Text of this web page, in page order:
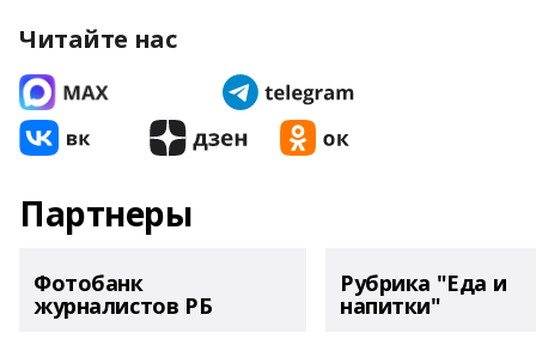
Читайте нас
Партнеры
Фотобанк
журналистов РБ
Рубрика "Еда и
напитки"